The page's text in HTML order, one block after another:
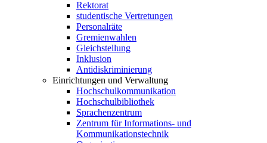
Rektorat
studentische Vertretungen
Personalräte
Gremienwahlen
Gleichstellung
Inklusion
Antidiskriminierung
Einrichtungen und Verwaltung
Hochschulkommunikation
Hochschulbibliothek
Sprachenzentrum
Zentrum für Informations- und
Kommunikationstechnik